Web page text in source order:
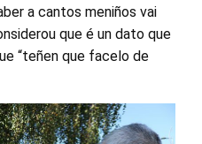
a cantos meniños vai
que é un dato que
“teñen que facelo de